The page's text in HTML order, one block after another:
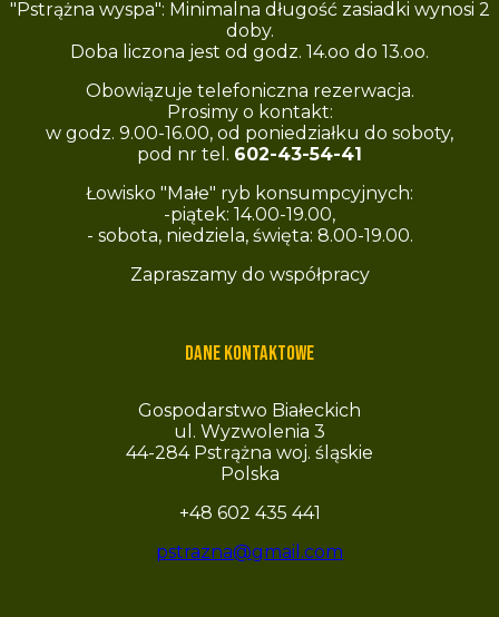
"Pstrążna wyspa": Minimalna długość zasiadki wynosi 2
doby.
Doba liczona jest od godz. 14.oo do 13.oo.
Obowiązuje telefoniczna rezerwacja.
Prosimy o kontakt:
w godz. 9.00-16.00, od poniedziałku do soboty,
pod nr tel. 602-43-54-41
Łowisko "Małe" ryb konsumpcyjnych:
-piątek: 14.00-19.00,
- sobota, niedziela, święta: 8.00-19.00.
Zapraszamy do współpracy
Dane kontaktowe
Gospodarstwo Białeckich
ul. Wyzwolenia 3
44-284 Pstrążna woj. śląskie
Polska
+48 602 435 441
pstrazna@gmail.com